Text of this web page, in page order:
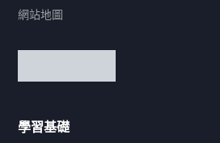
網站地圖
學習基礎